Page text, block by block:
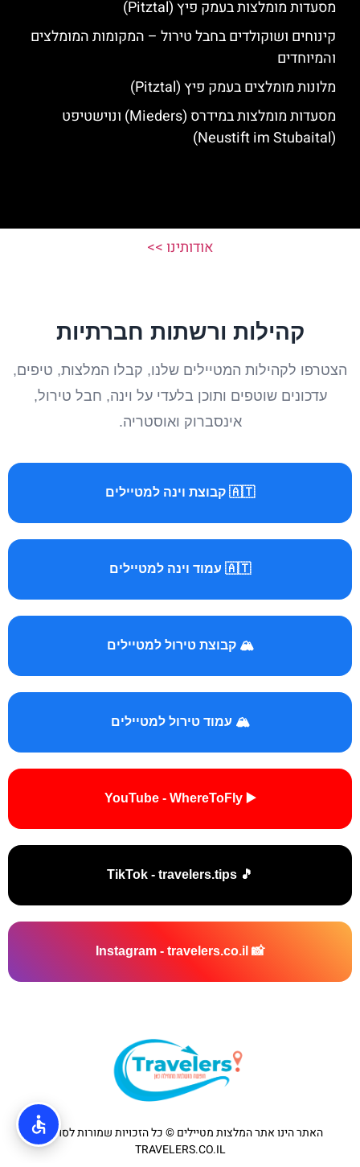
מסעדות מומלצות בעמק פיץ (Pitztal)
קינוחים ושוקולדים בחבל טירול – המקומות המומלצים
והמיוחדים
מלונות מומלצים בעמק פיץ (Pitztal)
מסעדות מומלצות במידרס (Mieders) ונוישטיפט
(Neustift im Stubaital)
אודותינו >>
קהילות ורשתות חברתיות
הצטרפו לקהילות המטיילים שלנו, קבלו המלצות, טיפים,
עדכונים שוטפים ותוכן בלעדי על וינה, חבל טירול,
אינסברוק ואוסטריה.
🇦🇹 קבוצת וינה למטיילים
🇦🇹 עמוד וינה למטיילים
🏔️ קבוצת טירול למטיילים
🏔️ עמוד טירול למטיילים
▶️ YouTube - WhereToFly
🎵 TikTok - travelers.tips
📸 Instagram - travelers.co.il
האתר הינו אתר המלצות מטיילים © כל הזכויות שמורות לסוכנות
TRAVELERS.CO.IL